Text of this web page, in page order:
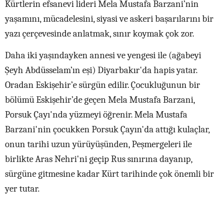
Kürtlerin efsanevi lideri Mela Mustafa Barzani’nin
yaşamını, mücadelesini, siyasi ve askeri başarılarını bir
yazı çerçevesinde anlatmak, sınır koymak çok zor.
Daha iki yaşındayken annesi ve yengesi ile (ağabeyi
Şeyh Abdüsselam’ın eşi) Diyarbakır'da hapis yatar.
Oradan Eskişehir’e sürgün edilir. Çocukluğunun bir
bölümü Eskişehir’de geçen Mela Mustafa Barzani,
Porsuk Çayı'nda yüzmeyi öğrenir. Mela Mustafa
Barzani'nin çocukken Porsuk Çayın'da attığı kulaçlar,
onun tarihi uzun yürüyüşünden, Peşmergeleri ile
birlikte Aras Nehri'ni geçip Rus sınırına dayanıp,
sürgüne gitmesine kadar Kürt tarihinde çok önemli bir
yer tutar.